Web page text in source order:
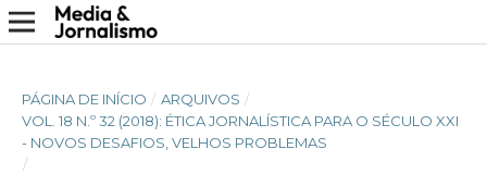
PÁGINA DE INÍCIO / ARQUIVOS /
VOL. 18 N.º 32 (2018): ÉTICA JORNALÍSTICA PARA O SÉCULO XXI
- NOVOS DESAFIOS, VELHOS PROBLEMAS
/